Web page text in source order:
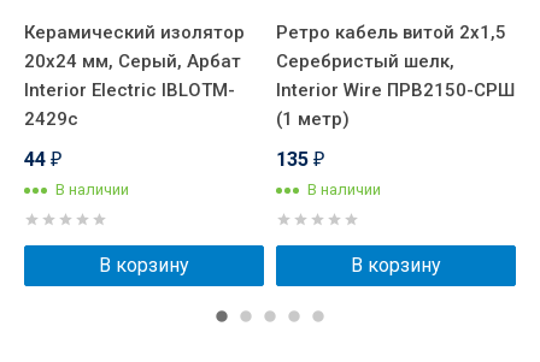
Керамический изолятор
20х24 мм, Серый, Арбат
Interior Electric IBLOTM-
2429с
44 ₽
В наличии
В корзину
Ретро кабель витой 2x1,5
Серебристый шелк,
Interior Wire ПРВ2150-СРШ
(1 метр)
135 ₽
В наличии
В корзину